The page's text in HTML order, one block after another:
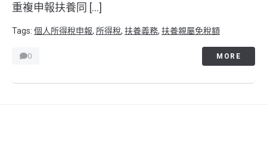
重複申報扶養同 […]
Tags: 個人所得稅申報, 所得稅, 扶養義務, 扶養親屬免稅額
0 MORE